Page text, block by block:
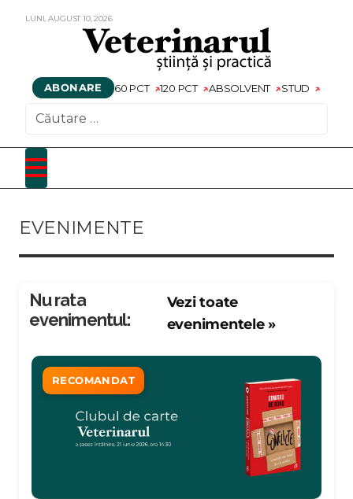
LUNI,AUGUST10,2026
ABONARE 60 PCT 120 PCT ABSOLVENT STUD
EVENIMENTE
Nu rata
evenimentul:
Vezi toate
evenimentele »
RECOMANDAT